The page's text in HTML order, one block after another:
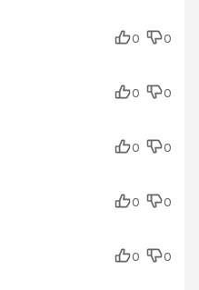
0
0
0
0
0
0
0
0
0
0